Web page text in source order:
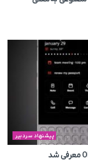
پیشنهاد سردبیر